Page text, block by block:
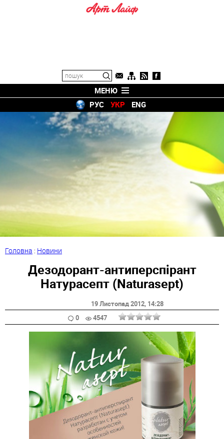
МЕНЮ
РУС
УКР ENG
Головна : Новини
Дезодорант-антиперспірант
Натурасепт (Naturasept)
19 Листопад 2012, 14:28
0
4547